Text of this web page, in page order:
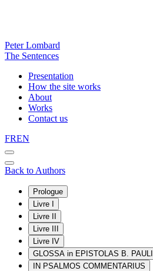
Peter Lombard
The Sentences
Presentation
How the site works
About
Works
Contact us
FREN
Back to Authors
Prologue
Livre I
Livre II
Livre III
Livre IV
GLOSSA in EPISTOLAS B. PAULI
IN PSALMOS COMMENTARIUS